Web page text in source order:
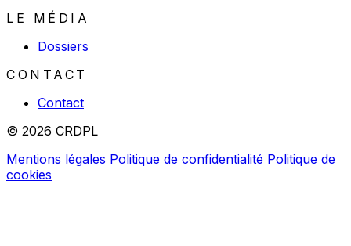
LE MÉDIA
Dossiers
CONTACT
Contact
© 2026 CRDPL
Mentions légales Politique de confidentialité Politique de
cookies